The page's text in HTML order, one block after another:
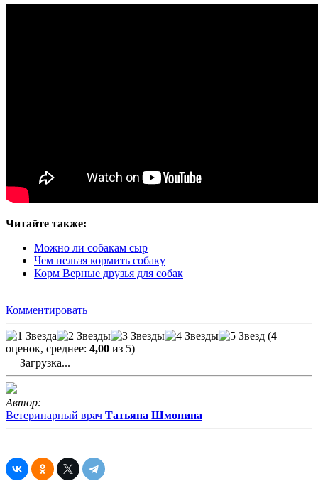
Читайте также:
Можно ли собакам сыр
Чем нельзя кормить собаку
Корм Верные друзья для собак
Комментировать
(4
оценок, среднее: 4,00 из 5)
Загрузка...
Автор:
Ветеринарный врач Татьяна Шмонина